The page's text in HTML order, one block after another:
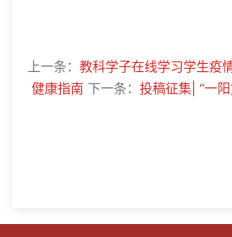
上一条： 教科学子在线学习学生疫
健康指南 下一条： 投稿征集| “一